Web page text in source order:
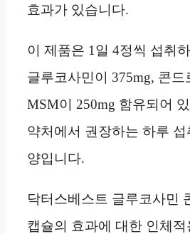
효과가 있습니다.
이 제품은 1일 4정씩 섭취
글루코사민이 375mg, 콘드
MSM이 250mg 함유되어
약처에서 권장하는 하루
양입니다.
닥터스베스트 글루코사민
캡슐의 효과에 대한 인체